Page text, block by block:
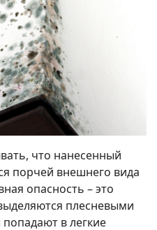
что нанесенный
порчей внешнего вида
опасность – это
плесневыми
в легкие